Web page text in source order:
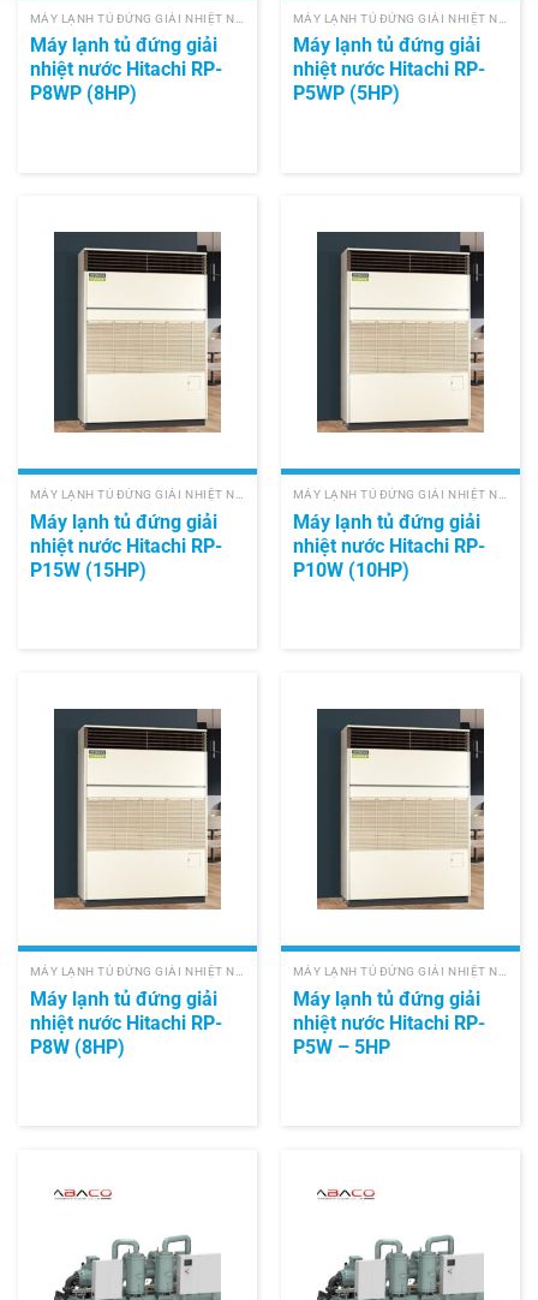
Máy lạnh tủ đứng giải
nhiệt nước Hitachi RP-
P8WP (8HP)
Máy lạnh tủ đứng giải
nhiệt nước Hitachi RP-
P5WP (5HP)
MÁY LẠNH TỦ ĐỨNG GIẢI NHIỆT NƯỚC HITACHI
Máy lạnh tủ đứng giải
nhiệt nước Hitachi RP-
P15W (15HP)
MÁY LẠNH TỦ ĐỨNG GIẢI NHIỆT NƯỚC HITACHI
Máy lạnh tủ đứng giải
nhiệt nước Hitachi RP-
P10W (10HP)
Máy lạnh tủ đứng giải
nhiệt nước Hitachi RP-
P8W (8HP)
Máy lạnh tủ đứng giải
nhiệt nước Hitachi RP-
P5W – 5HP